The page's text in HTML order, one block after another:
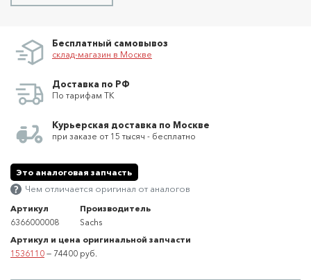
Бесплатный самовывоз
склад-магазин в Москве
Доставка по РФ
По тарифам ТК
Курьерская доставка по Москве
при заказе от 15 тысяч - бесплатно
Это аналоговая запчасть
Чем отличается оригинал от аналогов
Артикул
6366000008
Производитель
Sachs
Артикул и цена оригинальной запчасти
1536110 — 74400 руб.